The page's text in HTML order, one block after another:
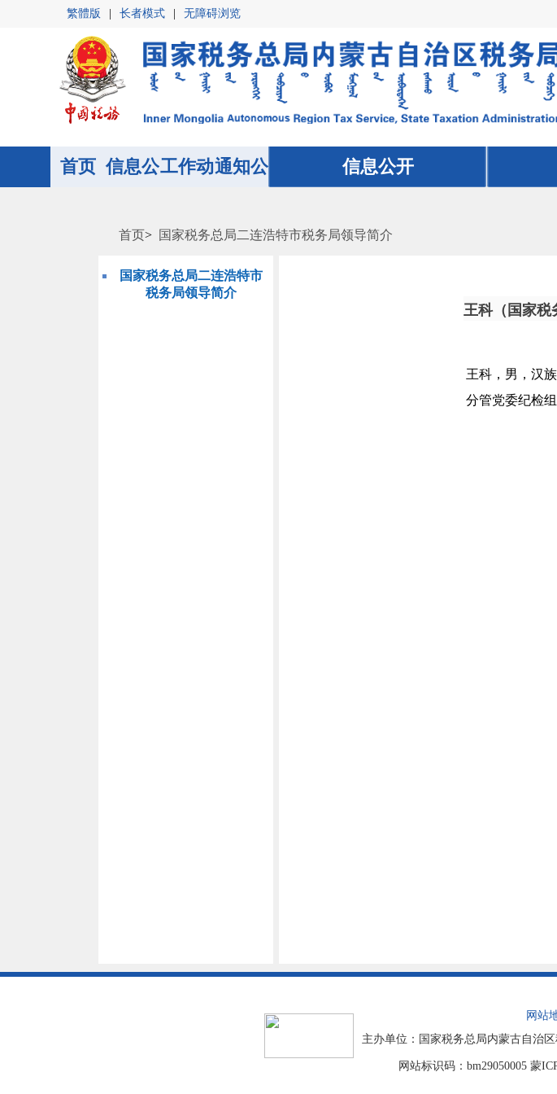
繁體版 长者模式 无障碍浏览
首页 信息公工作动通知公
首页 信息公开
首页> 国家税务总局二连浩特市税务局领导简介
国家税务总局二连浩特市
税务局领导简介
王科（国家税
王科，男，汉
分管党委纪检组
网站
主办单位：国家税务总局内蒙古自治
网站标识码：bm29050005 蒙